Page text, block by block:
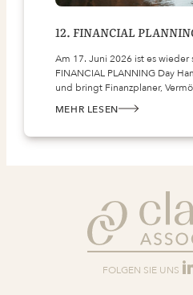
12. FINANCIAL
Am 17. Juni 2026 ist es wieder
FINANCIAL PLANNING Day
und bringt Finanzplaner,
MEHR LESEN
:
PLANNING
FOLGEN SIE UNS